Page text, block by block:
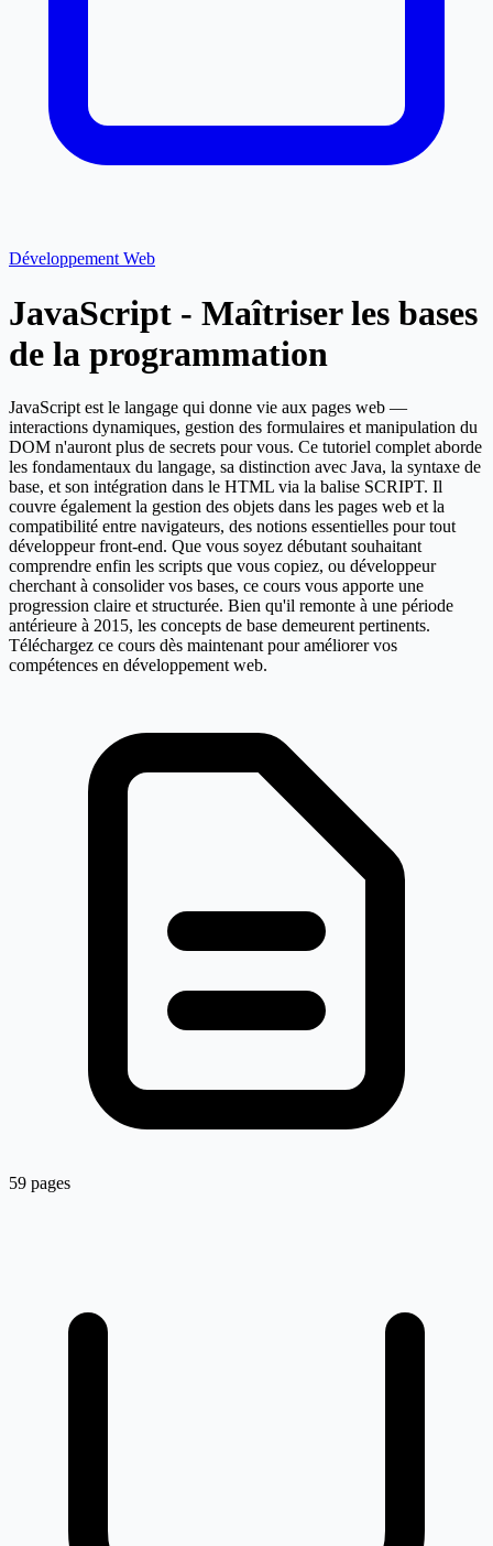
Développement Web
JavaScript - Maîtriser les bases
de la programmation
JavaScript est le langage qui donne vie aux pages web —
interactions dynamiques, gestion des formulaires et manipulation du
DOM n'auront plus de secrets pour vous. Ce tutoriel complet aborde
les fondamentaux du langage, sa distinction avec Java, la syntaxe de
base, et son intégration dans le HTML via la balise SCRIPT. Il
couvre également la gestion des objets dans les pages web et la
compatibilité entre navigateurs, des notions essentielles pour tout
développeur front-end. Que vous soyez débutant souhaitant
comprendre enfin les scripts que vous copiez, ou développeur
cherchant à consolider vos bases, ce cours vous apporte une
progression claire et structurée. Bien qu'il remonte à une période
antérieure à 2015, les concepts de base demeurent pertinents.
Téléchargez ce cours dès maintenant pour améliorer vos
compétences en développement web.
59 pages